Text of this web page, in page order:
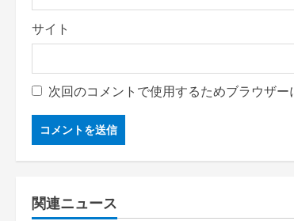
サイト
次回のコメントで使用するためブラウザ
関連ニュース